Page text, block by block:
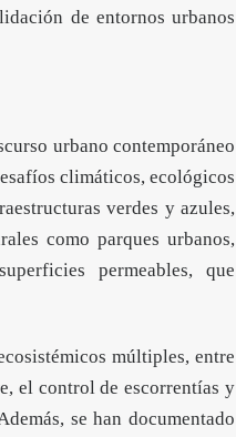
de entornos urbanos
urbano contemporáneo
climáticos, ecológicos
verdes y azules,
como parques urbanos,
permeables, que
múltiples, entre
el control de escorrentías y
se han documentado